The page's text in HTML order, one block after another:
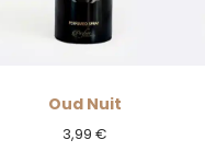
Oud Nuit
3,99 €